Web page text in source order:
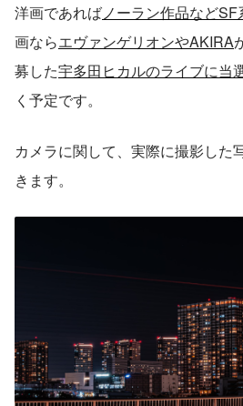
洋画であればノーラン作品などSF
画ならエヴァンゲリオンやAKIRA
募した宇多田ヒカルのライブに当
く予定です。
カメラに関して、実際に撮影した
きます。